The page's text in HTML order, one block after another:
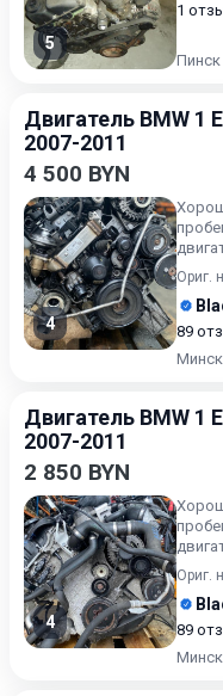
5
1
Пинск
Двигатель BMW 1
2007-2011
4 500 BYN
4
Ориг.
89
Минск
Двигатель BMW 1
2007-2011
2 850 BYN
4
Ориг.
89
Минск